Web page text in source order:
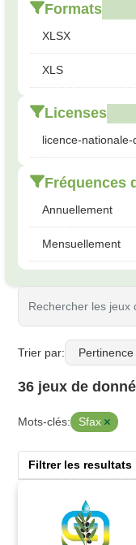
Formats
XLSX
XLS
Licenses
licence-nationale-
Fréquences
Annuellement
Mensuellement
Trier par
36 jeux de
Mots-clés: Sfax
Filtrer les resultats